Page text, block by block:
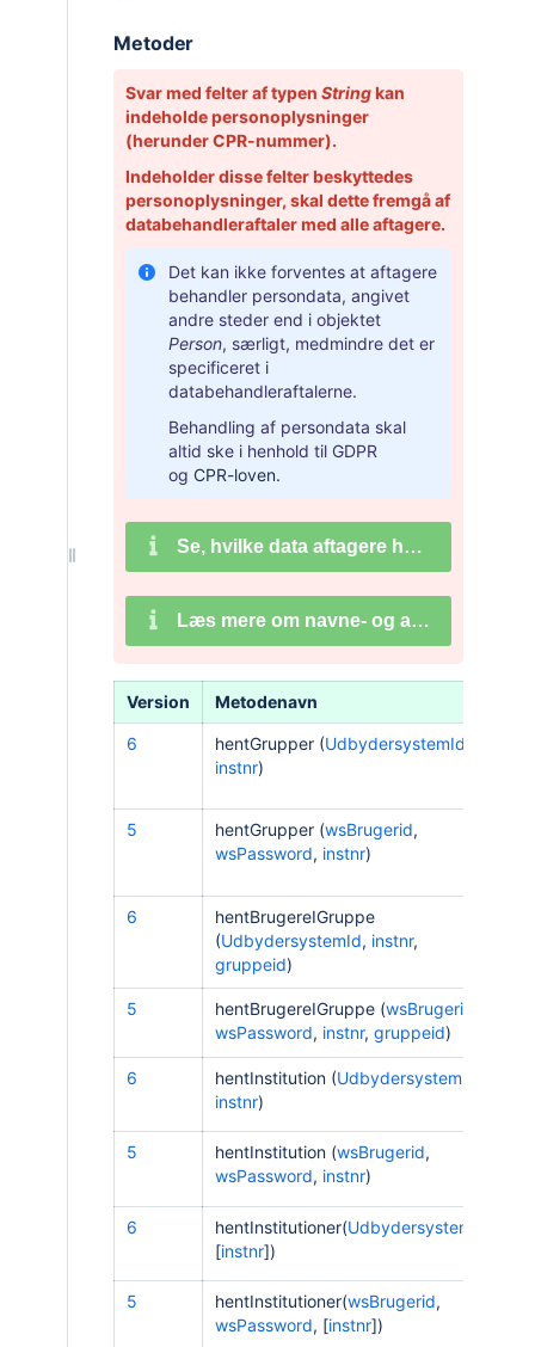
Metoder
Svar med felter af typen Stringkan
indeholde personoplysninger
(herunder CPR-nummer).
Indeholder disse felter beskyttedes
personoplysninger, skal dette fremgå af
databehandleraftaler med alle aftagere.
Det kan ikke forventes at aftagere
behandler persondata, angivet
andre steder end i objektet
Person, særligt, medmindre det er
specificeret i
databehandleraftalerne.
Behandling af persondata skal
altid ske i henhold til GDPR
og CPR-loven.
Se, hvilke data aftagere har adgang til
Læs mere om navne- og adressebeskyttelse
Version Metodenavn
6 hentGrupper (UdbydersystemId
instnr)
5
hentGrupper (wsBrugerid,
wsPassword, instnr)
6
hentBrugereIGruppe
(UdbydersystemId, instnr,
gruppeid)
5 hentBrugereIGruppe (wsBrugerid
wsPassword, instnr, gruppeid)
6 hentInstitution (UdbydersystemId
instnr)
5
hentInstitution (wsBrugerid,
wsPassword, instnr)
6 hentInstitutioner(UdbydersystemId
[instnr])
5
hentInstitutioner(wsBrugerid,
wsPassword, [instnr])